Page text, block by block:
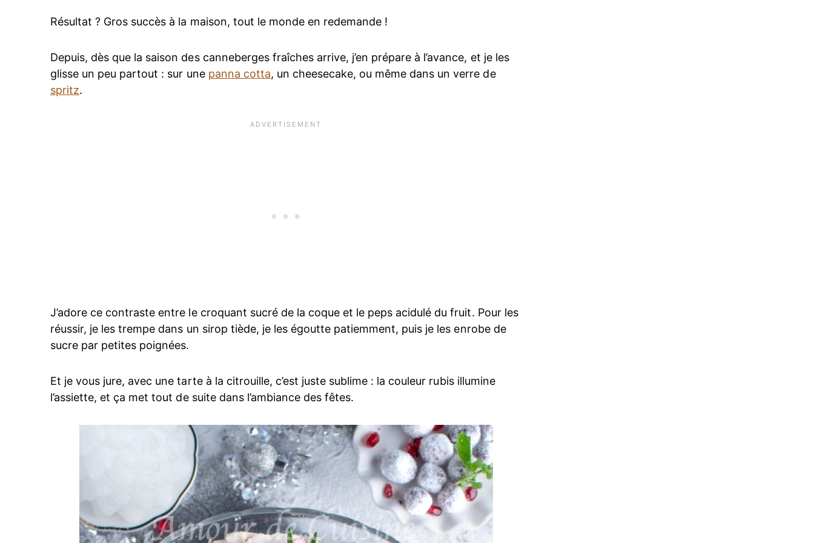
Résultat ? Gros succès à la maison, tout le monde en redemande !
Depuis, dès que la saison des canneberges fraîches arrive, j’en prépare à l’avance, et je les
glisse un peu partout : sur une panna cotta, un cheesecake, ou même dans un verre de
spritz.
J’adore ce contraste entre le croquant sucré de la coque et le peps acidulé du fruit. Pour les
réussir, je les trempe dans un sirop tiède, je les égoutte patiemment, puis je les enrobe de
sucre par petites poignées.
Et je vous jure, avec une tarte à la citrouille, c’est juste sublime : la couleur rubis illumine
l’assiette, et ça met tout de suite dans l’ambiance des fêtes.